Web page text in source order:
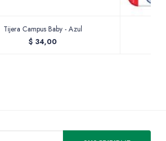
Tijera Campus Baby - Azul
$ 34,00